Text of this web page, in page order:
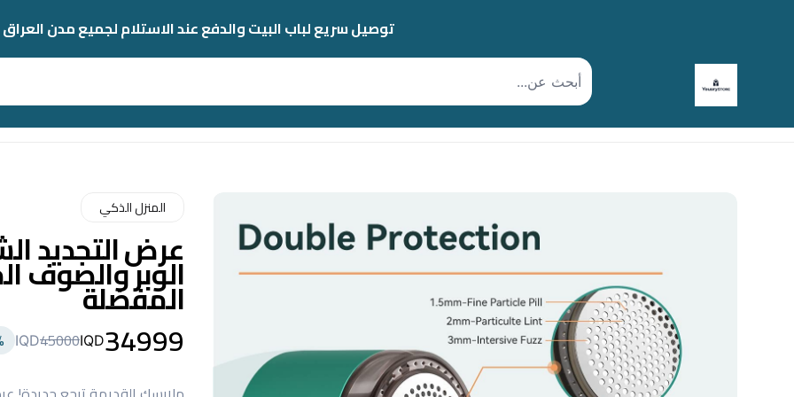
توصيل سريع لباب البيت والدفع عند الاستلام لجميع مدن العراق
المنزل الذكي
عرض التجديد
الوبر والصوف
المفضلة
34999
IQD
45000
IQD